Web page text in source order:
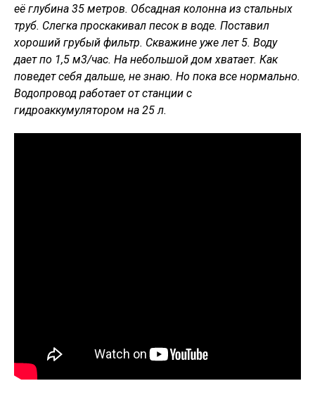
её глубина 35 метров. Обсадная колонна из стальных
труб. Слегка проскакивал песок в воде. Поставил
хороший грубый фильтр. Скважине уже лет 5. Воду
дает по 1,5 м3/час. На небольшой дом хватает. Как
поведет себя дальше, не знаю. Но пока все нормально.
Водопровод работает от станции с
гидроаккумулятором на 25 л.